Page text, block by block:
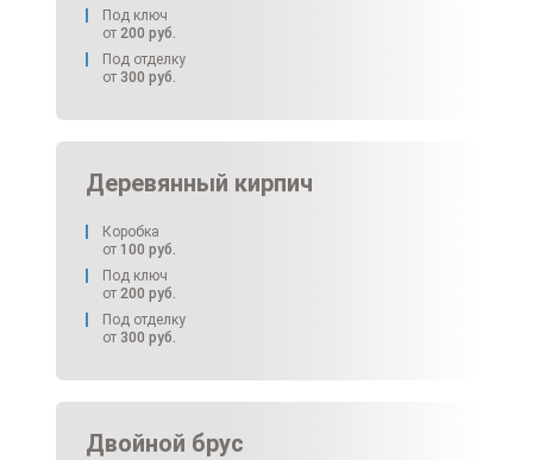
Под ключ
от 200 руб.
Под отделку
от 300 руб.
Деревянный кирпич
Коробка
от 100 руб.
Под ключ
от 200 руб.
Под отделку
от 300 руб.
Двойной брус